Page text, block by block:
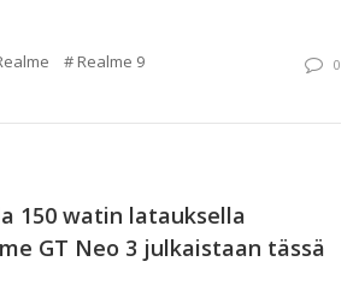
Realme 9
0
150 watin latauksella
GT Neo 3 julkaistaan tässä